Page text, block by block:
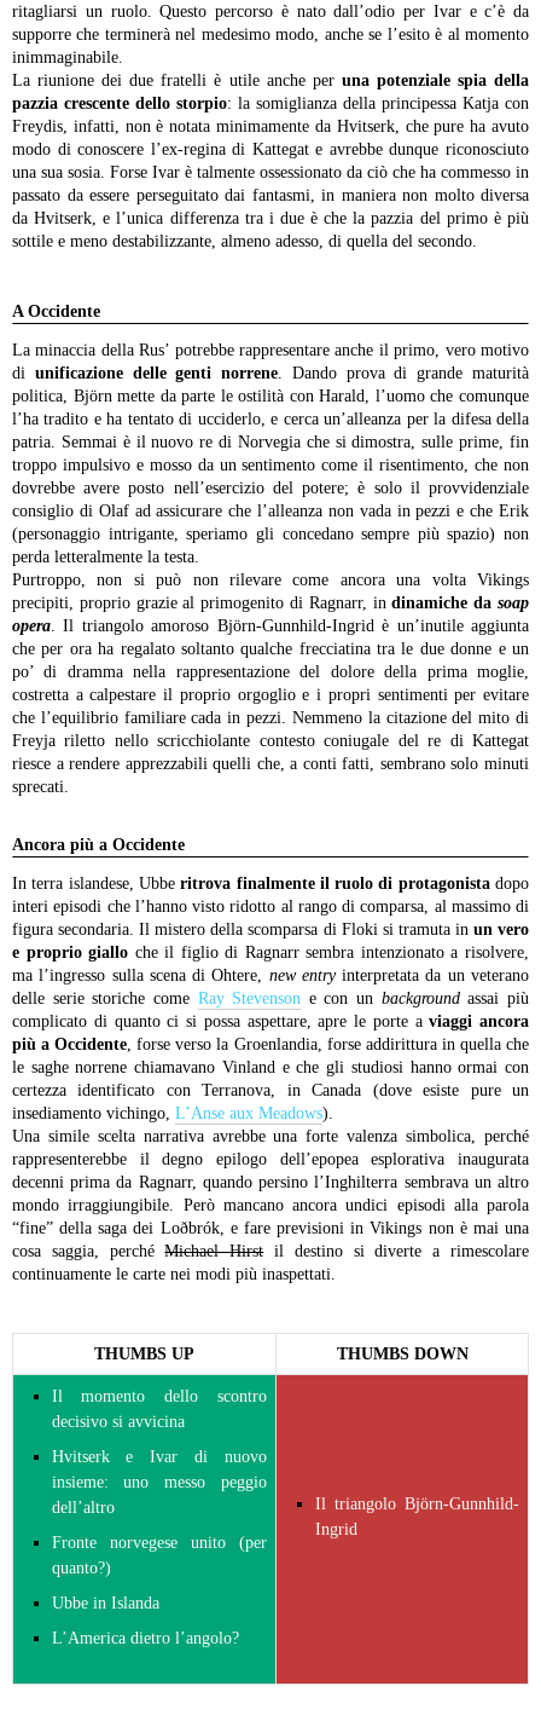
ritagliarsi un ruolo. Questo percorso è nato dall’odio per Ivar e c’è da
supporre che terminerà nel medesimo modo, anche se l’esito è al momento
inimmaginabile.
La riunione dei due fratelli è utile anche per una potenziale spia della
pazzia crescente dello storpio: la somiglianza della principessa Katja con
Freydis, infatti, non è notata minimamente da Hvitserk, che pure ha avuto
modo di conoscere l’ex-regina di Kattegat e avrebbe dunque riconosciuto
una sua sosia. Forse Ivar è talmente ossessionato da ciò che ha commesso in
passato da essere perseguitato dai fantasmi, in maniera non molto diversa
da Hvitserk, e l’unica differenza tra i due è che la pazzia del primo è più
sottile e meno destabilizzante, almeno adesso, di quella del secondo.
A Occidente
La minaccia della Rus’ potrebbe rappresentare anche il primo, vero motivo
di unificazione delle genti norrene. Dando prova di grande maturità
politica, Björn mette da parte le ostilità con Harald, l’uomo che comunque
l’ha tradito e ha tentato di ucciderlo, e cerca un’alleanza per la difesa della
patria. Semmai è il nuovo re di Norvegia che si dimostra, sulle prime, fin
troppo impulsivo e mosso da un sentimento come il risentimento, che non
dovrebbe avere posto nell’esercizio del potere; è solo il provvidenziale
consiglio di Olaf ad assicurare che l’alleanza non vada in pezzi e che Erik
(personaggio intrigante, speriamo gli concedano sempre più spazio) non
perda letteralmente la testa.
Purtroppo, non si può non rilevare come ancora una volta Vikings
precipiti, proprio grazie al primogenito di Ragnarr, indinamiche dasoap
opera. Il triangolo amoroso Björn-Gunnhild-Ingrid è un’inutile aggiunta
che per ora ha regalato soltanto qualche frecciatina tra le due donne e un
po’ di dramma nella rappresentazione del dolore della prima moglie,
costretta a calpestare il proprio orgoglio e i propri sentimenti per evitare
che l’equilibrio familiare cada in pezzi. Nemmeno la citazione del mito di
Freyja riletto nello scricchiolante contesto coniugale del re di Kattegat
riesce a rendere apprezzabili quelli che, a conti fatti, sembrano solo minuti
sprecati.
Ancora più a Occidente
In terra islandese, Ubberitrova finalmente il ruolo di protagonistadopo
interi episodi che l’hanno visto ridotto al rango di comparsa, al massimo di
figura secondaria. Il mistero della scomparsa di Floki si tramuta in un vero
e proprio giallo che il figlio di Ragnarr sembra intenzionato a risolvere,
ma l’ingresso sulla scena di Ohtere, new entryinterpretata da un veterano
delle serie storiche come Ray Stevenson e con un backgroundassai più
complicato di quanto ci si possa aspettare, apre le porte aviaggi ancora
più a Occidente, forse verso la Groenlandia, forse addirittura in quella che
le saghe norrene chiamavano Vinland e che gli studiosi hanno ormai con
certezza identificato con Terranova, in Canada (dove esiste pure un
insediamento vichingo, L’Anse aux Meadows).
Una simile scelta narrativa avrebbe una forte valenza simbolica, perché
rappresenterebbe il degno epilogo dell’epopea esplorativa inaugurata
decenni prima da Ragnarr, quando persino l’Inghilterra sembrava un altro
mondo irraggiungibile. Però mancano ancora undici episodi alla parola
“fine” della saga dei Loðbrók, e fare previsioni in Vikings non è mai una
cosa saggia, perchéMichael Hirstil destino si diverte a rimescolare
continuamente le carte nei modi più inaspettati.
THUMBS UP THUMBS DOWN
Il momento dello scontro
decisivo si avvicina
Hvitserk e Ivar di nuovo
insieme: uno messo peggio
dell’altro
Fronte norvegese unito (per
quanto?)
Ubbe in Islanda
L’America dietro l’angolo?
Il triangolo Björn-Gunnhild-
Ingrid